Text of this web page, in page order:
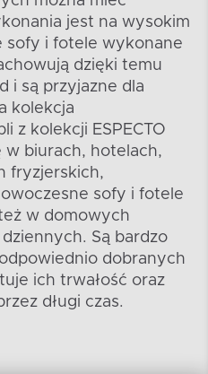
jest na wysokim
sofy i fotele wykonane
dzięki temu
i są przyjazne dla
kolekcja
z kolekcji ESPECTO
w biurach, hotelach,
fryzjerskich,
sofy i fotele
w domowych
Są bardzo
dobranych
ich trwałość oraz
długi czas.